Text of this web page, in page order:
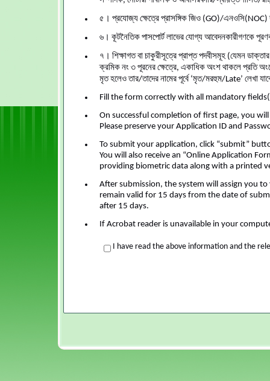
৫। প্রযোজ্য ক্ষেত্রে প্রাসঙ্গিক জিও (GO)/এনওসি(NOC)
৬। কূটনৈতিক পাসপোর্ট লাভের যোগ্য আবেদনকারীগণকে
৭। শিক্ষাগত বা চাকুরীসূত্রে প্রাপ্ত পদবীসমূহ (যেমন
ক্রমিক নং ৩ পূরনের ক্ষেত্রে, একাধিক অংশ থাকলে প্রতি
মৃত হলেও তার/তাদের নামের পূর্বে ‘মৃত/মরহুম/Late’ লেখা
Fill the form correctly with all mandatory
On successful completion of first page, you
Please preserve your Application ID and
To submit your application, click “submit”
You will also receive an “Online Application
providing biometric data along with a printed
After submission, the system will assign you
remain valid for 15 days from the date of
after 15 days.
If Acrobat reader is unavailable in your
I have read the above information and the